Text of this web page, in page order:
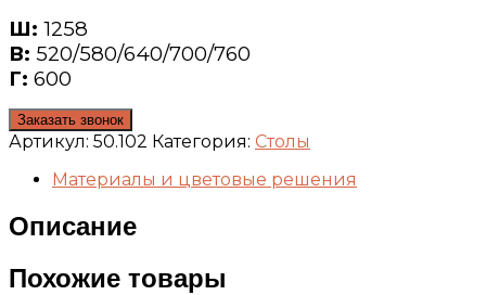
Ш: 1258
В: 520/580/640/700/760
Г: 600
Заказать звонок
Артикул: 50.102 Категория: Столы
Материалы и цветовые решения
Описание
Похожие товары